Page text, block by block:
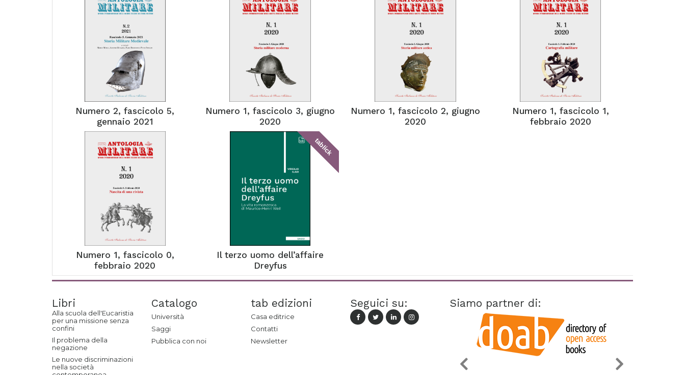
Numero 2, fascicolo 5,
gennaio 2021
Numero 1, fascicolo 3, giugno
2020
Numero 1, fascicolo 2, giugno
2020
Numero 1, fascicolo 1,
febbraio 2020
Numero 1, fascicolo 0,
febbraio 2020
tablick
Il terzo uomo dell’affaire
Dreyfus
Libri
Alla scuola dell'Eucaristia
per una missione senza
confini
Il problema della
negazione
Le nuove discriminazioni
nella società
Catalogo
Università
Saggi
Pubblica con noi
tab edizioni
Casa editrice
Contatti
Newsletter
Seguici su: Siamo partner di: